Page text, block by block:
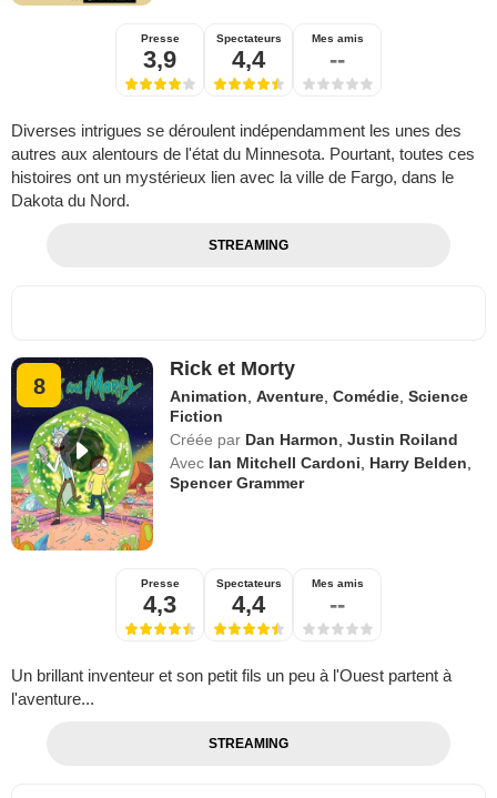
Presse
3,9
Spectateurs
4,4
Mes amis
--
Diverses intrigues se déroulent indépendamment les unes des
autres aux alentours de l'état du Minnesota. Pourtant, toutes ces
histoires ont un mystérieux lien avec la ville de Fargo, dans le
Dakota du Nord.
STREAMING
8
Rick et Morty
Animation ,Aventure ,Comédie ,Science
Fiction
Créée par Dan Harmon ,Justin Roiland
Avec Ian Mitchell Cardoni Harry Belden
Spencer Grammer
Presse
4,3
Spectateurs
4,4
Mes amis
--
Un brillant inventeur et son petit fils un peu à l'Ouest partent à
l'aventure...
STREAMING